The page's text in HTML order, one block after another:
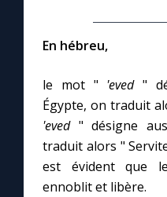
L'Évangile chaque jour
Les premiers samedis
Marie qui défait les
Me consacrer à Jésus
En hébreu,
le mot " 'eved"
Égypte, on traduit
'eved" désigne
traduit alors "
est évident que
ennoblit et libère.